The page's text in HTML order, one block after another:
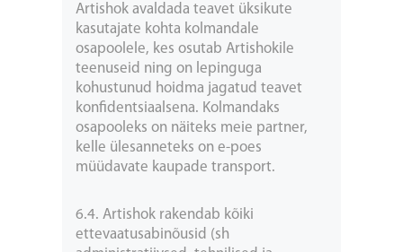
Artishok avaldada teavet üksikute
kasutajate kohta kolmandale
osapoolele, kes osutab Artishokile
teenuseid ning on lepinguga
kohustunud hoidma jagatud teavet
konfidentsiaalsena. Kolmandaks
osapooleks on näiteks meie partner,
kelle ülesanneteks on e-poes
müüdavate kaupade transport.
6.4. Artishok rakendab kõiki
ettevaatusabinõusid (sh